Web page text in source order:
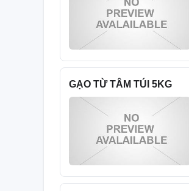
GẠO TỪ TÂM TÚI 5KG